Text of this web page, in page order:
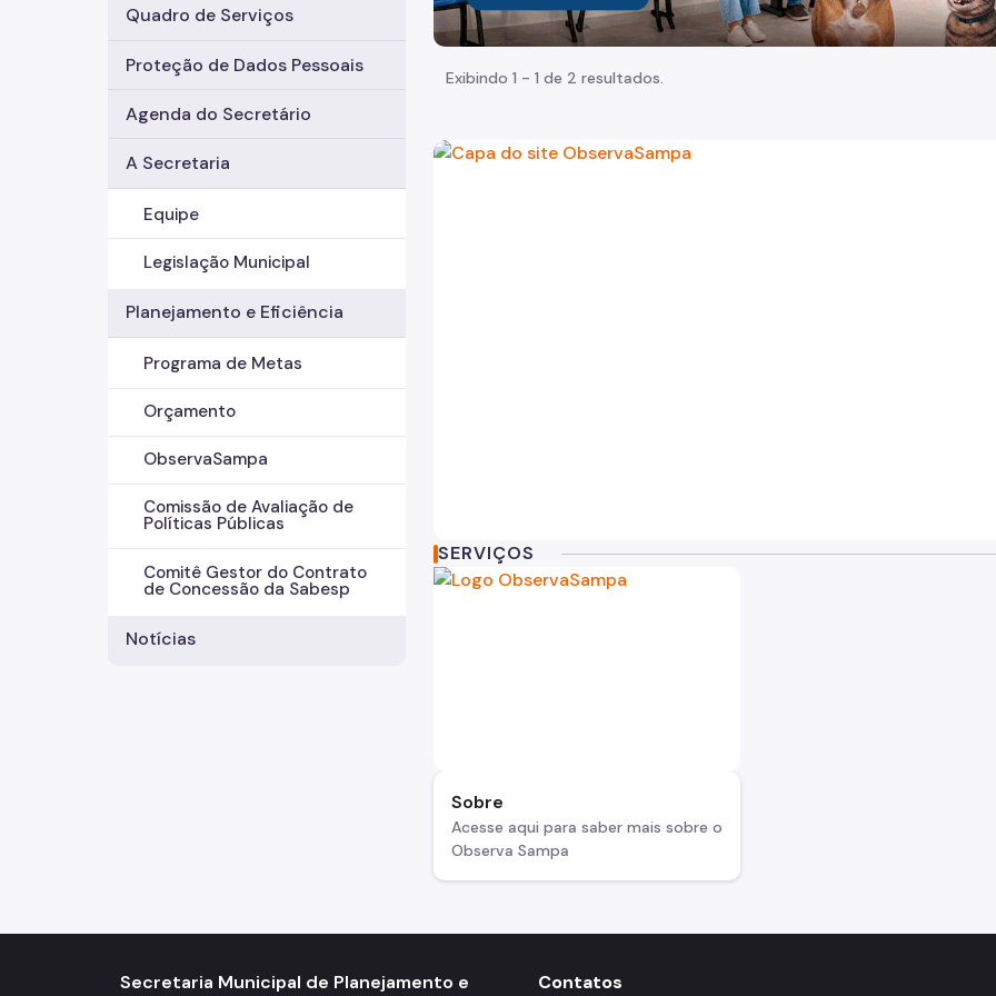
Quadro de Serviços
Proteção de Dados Pessoais
Agenda do Secretário
A Secretaria
Equipe
Legislação Municipal
Planejamento e Eficiência
Programa de Metas
Orçamento
ObservaSampa
Comissão de Avaliação de
Políticas Públicas
Comitê Gestor do Contrato
de Concessão da Sabesp
Notícias
Exibindo 1 - 1 de 2 resultados.
Capa do
SERVIÇOS
Sobre
Acesse aqui para saber mais sobre o
Observa Sampa
Secretaria Municipal de Planejamento e Contatos